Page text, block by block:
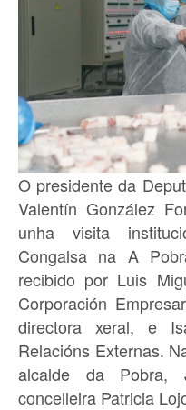
O presidente da
Valentín González
unha visita
Congalsa na A
recibido por Luis
Corporación
directora xeral, e
Relacións Externas.
alcalde da
concelleira Patricia